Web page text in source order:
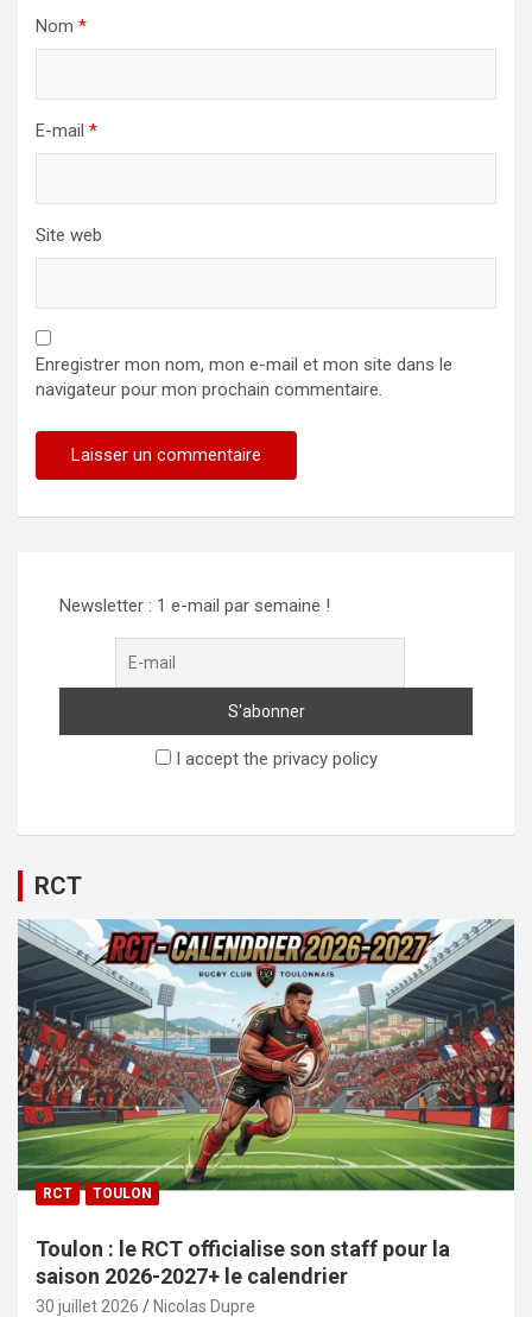
Nom *
E-mail *
Site web
Enregistrer mon nom, mon e-mail et mon site dans le
navigateur pour mon prochain commentaire.
Newsletter : 1 e-mail par semaine !
I accept the privacy policy
RCT
RCT TOULON
Toulon : le RCT officialise son staff pour la
saison 2026-2027+ le calendrier
30 juillet 2026 Nicolas Dupre